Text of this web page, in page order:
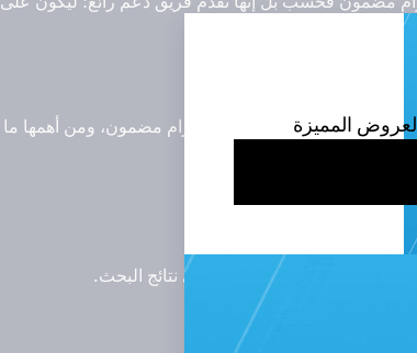
بعد شراء متابعين انستقرام مضمون، ومن أهمها ما
التفاعل.
مدي ظهورك.
عدم ظهور البوستات في نتائج البحث.
لجذب متابعين جدد.